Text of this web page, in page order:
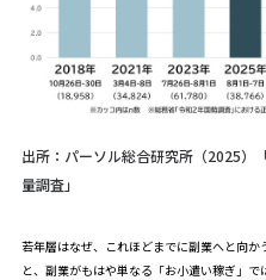
出所：パーソル総合研究所（2025）
量調査」
若年層はなぜ、これほどまでに副業へと向
と、副業がもはや単なる「お小遣い稼ぎ」で